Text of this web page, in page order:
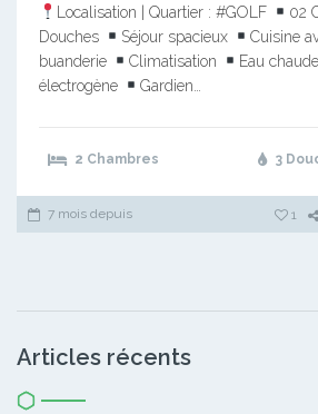
Localisation | Quartier : #GOLF
02
Douches
Séjour spacieux
Cuisine
buanderie
Climatisation Eau chaude
électrogène
Gardien…
2 Chambres 3
7 mois depuis 1
Articles récents